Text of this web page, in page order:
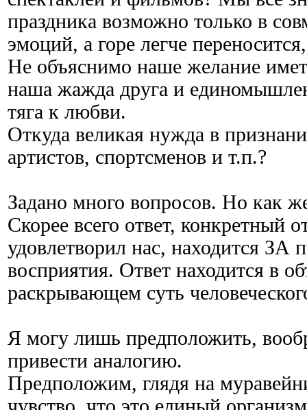
праздника возможно только в
эмоций, а горе легче
Не объяснимо наше желание
наша жажда друга и
тяга к любви.
Откуда великая нужда в
артистов, спортсменов и т.п.?
Задано много вопросов. Но как
Скорее всего ответ, конкретный
удовлетворил нас, находится ЗА
восприятия. Ответ находится в
раскрывающем суть
Я могу лишь предположить,
привести аналогию.
Предположим, глядя на